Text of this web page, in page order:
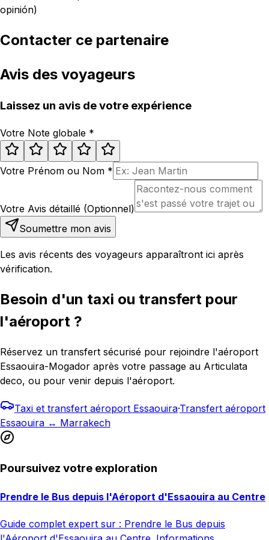
opinión)
Contacter ce partenaire
Avis des voyageurs
Laissez un avis de votre expérience
Votre Note globale *
Votre Prénom ou Nom *
Votre Avis détaillé (Optionnel)
Soumettre mon avis
Les avis récents des voyageurs apparaîtront ici après
vérification.
Besoin d'un taxi ou transfert pour
l'aéroport ?
Réservez un transfert sécurisé pour rejoindre l'aéroport
Essaouira-Mogador après votre passage au Articulata
deco, ou pour venir depuis l'aéroport.
Taxi et transfert aéroport Essaouira·Transfert aéroport
Essaouira ↔ Marrakech
Poursuivez votre exploration
Prendre le Bus depuis l'Aéroport d'Essaouira au Centre
Guide complet expert sur : Prendre le Bus depuis